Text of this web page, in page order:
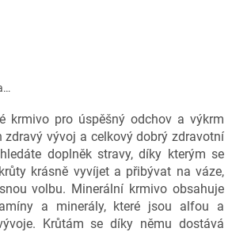
krmivo pro úspěšný odchov a výkrm
zdravý vývoj a celkový dobrý zdravotní
doplněk stravy, díky kterým se
krásně vyvíjet a přibývat na váze,
volbu. Minerální krmivo obsahuje
a minerály, které jsou alfou a
Krůtám se díky němu dostává